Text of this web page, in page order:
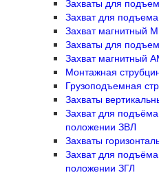
Захваты для
Захват для
Захват магнитный
Захваты для
Захват магнитный
Монтажная
Грузоподъемная
Захваты
Захват для
положении ЗВЛ
Захваты
Захват для
положении ЗГЛ